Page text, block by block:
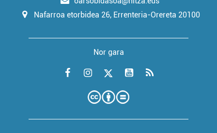
Nafarroa etorbidea 26, Errenteria-Orereta 20100
Nor gara